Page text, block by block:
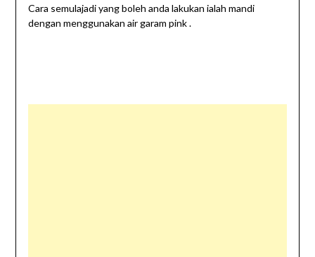
Cara semulajadi yang boleh anda lakukan ialah mandi
dengan menggunakan air garam pink .